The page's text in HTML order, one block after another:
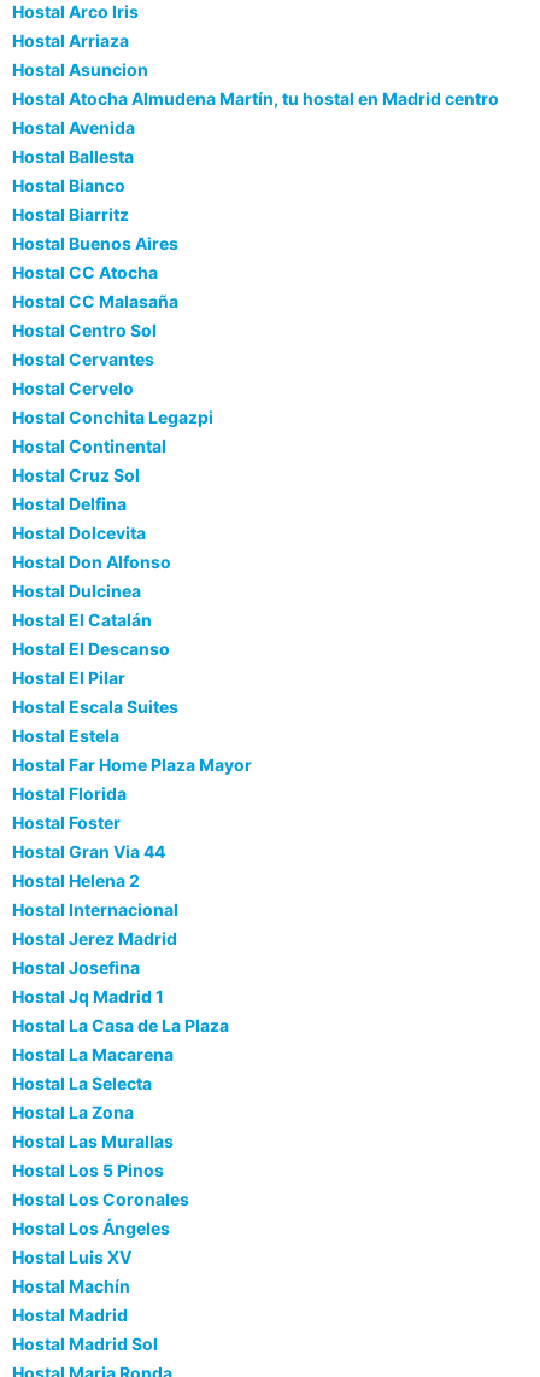
Hostal Arco Iris
Hostal Arriaza
Hostal Asuncion
Hostal Atocha Almudena Martín, tu hostal en Madrid centro
Hostal Avenida
Hostal Ballesta
Hostal Bianco
Hostal Biarritz
Hostal Buenos Aires
Hostal CC Atocha
Hostal CC Malasaña
Hostal Centro Sol
Hostal Cervantes
Hostal Cervelo
Hostal Conchita Legazpi
Hostal Continental
Hostal Cruz Sol
Hostal Delfina
Hostal Dolcevita
Hostal Don Alfonso
Hostal Dulcinea
Hostal El Catalán
Hostal El Descanso
Hostal El Pilar
Hostal Escala Suites
Hostal Estela
Hostal Far Home Plaza Mayor
Hostal Florida
Hostal Foster
Hostal Gran Via 44
Hostal Helena 2
Hostal Internacional
Hostal Jerez Madrid
Hostal Josefina
Hostal Jq Madrid 1
Hostal La Casa de La Plaza
Hostal La Macarena
Hostal La Selecta
Hostal La Zona
Hostal Las Murallas
Hostal Los 5 Pinos
Hostal Los Coronales
Hostal Los Ángeles
Hostal Luis XV
Hostal Machín
Hostal Madrid
Hostal Madrid Sol